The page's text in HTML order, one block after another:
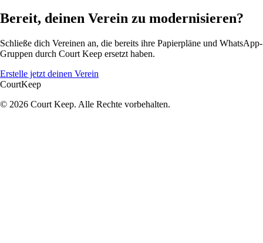
Bereit, deinen Verein zu modernisieren?
Schließe dich Vereinen an, die bereits ihre Papierpläne und WhatsApp-
Gruppen durch Court Keep ersetzt haben.
Erstelle jetzt deinen Verein
CourtKeep
© 2026 Court Keep. Alle Rechte vorbehalten.